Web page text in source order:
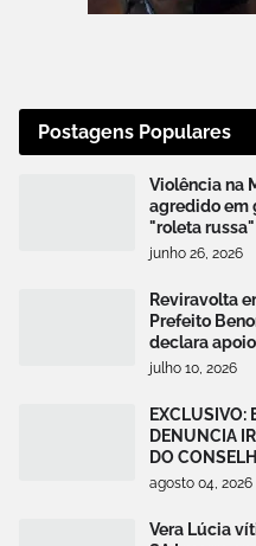
Postagens Populares
Violência na
agredido em
"roleta
junho 26, 2026
Reviravolta
Prefeito
declara
julho 10, 2026
EXCLUSIVO:
DENUNCIA
DO
agosto 04, 2026
Vera Lúcia